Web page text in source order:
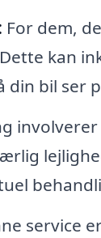
For dem,
kan
din bil ser
service